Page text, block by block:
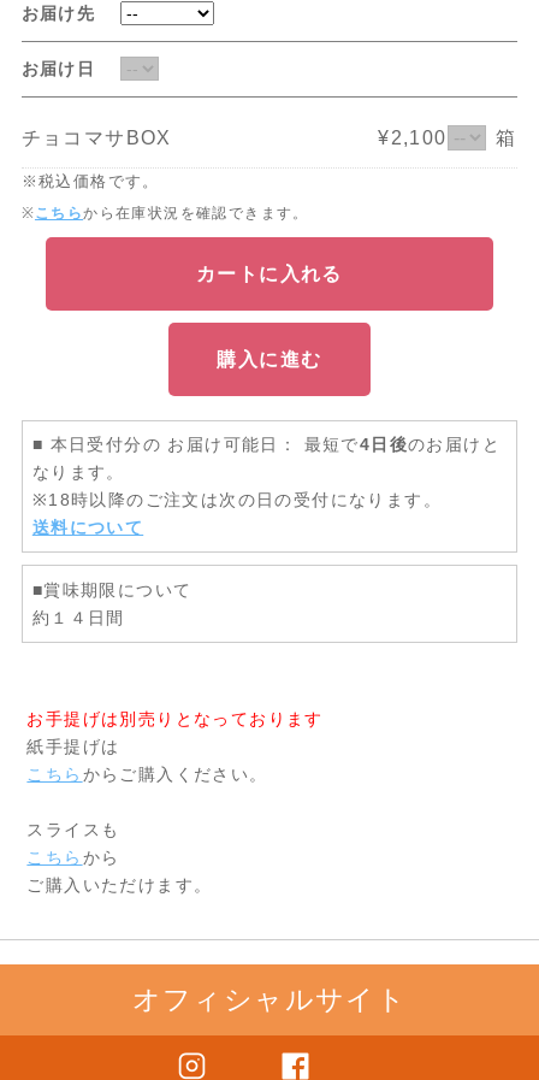
お届け先
お届け日
チョコマサBOX ¥2,100 箱
※税込価格です。
※こちらから在庫状況を確認できます。
カートに入れる
購入に進む
■ 本日受付分の お届け可能日： 最短で4日後のお届けと
なります。
※18時以降のご注文は次の日の受付になります。
送料について
■賞味期限について
約１４日間
お手提げは別売りとなっております
紙手提げは
こちら からご購入ください。
スライスも
こちら から
ご購入いただけます。
オフィシャルサイト